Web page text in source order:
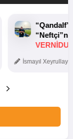
İsmayıl